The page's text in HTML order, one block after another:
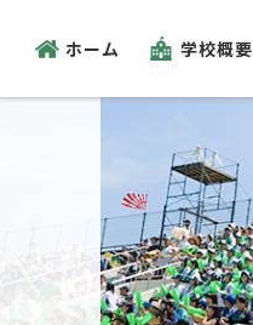
ホーム 学校概要